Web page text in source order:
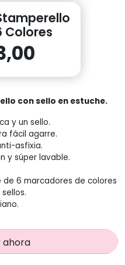
Colores
precio
actual
es:
$293,00.
con sello en estuche.
y un sello.
fácil agarre.
asfixia.
y súper lavable.
de 6 marcadores de colores
ahora